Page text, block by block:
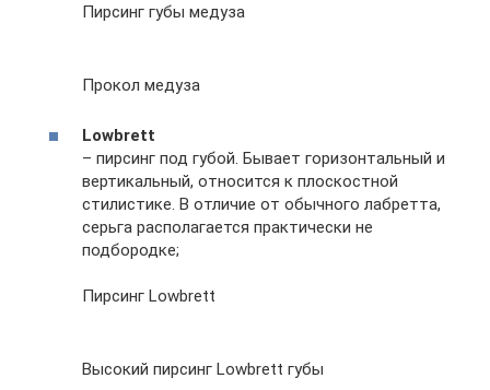
Пирсинг губы медуза
Прокол медуза
Lowbrett
– пирсинг под губой. Бывает горизонтальный и
вертикальный, относится к плоскостной
стилистике. В отличие от обычного лабретта,
серьга располагается практически не
подбородке;
Пирсинг Lowbrett
Высокий пирсинг Lowbrett губы